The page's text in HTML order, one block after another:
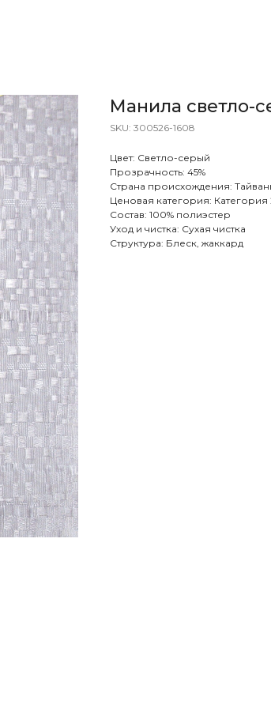
Манила светло-
SKU: 300526-1608
Цвет: Светло-серый
Прозрачность: 45%
Страна происхождения:
Ценовая категория: Категория
Состав: 100% полиэстер
Уход и чистка: Сухая чистка
Структура: Блеск, жаккард